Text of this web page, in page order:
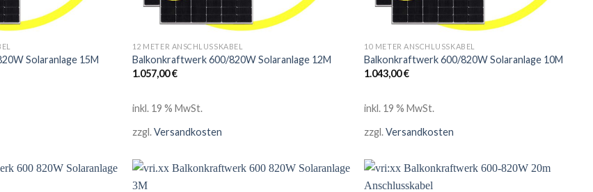
Solaranlage 15M
12 METER ANSCHLUSSKABEL
Balkonkraftwerk 600/820W Solaranlage 12M
1.057,00€
inkl. 19 % MwSt.
zzgl.Versandkosten
10 METER ANSCHLUSSKABEL
Balkonkraftwerk 600/820W Solaranlage 10M
1.043,00€
inkl. 19 % MwSt.
zzgl.Versandkosten